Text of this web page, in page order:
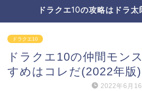
ドラクエ10の攻略はドラ太
ドラクエ10
ドラクエ10の仲間モン
すめはコレだ(2022年版)
2022年6月16